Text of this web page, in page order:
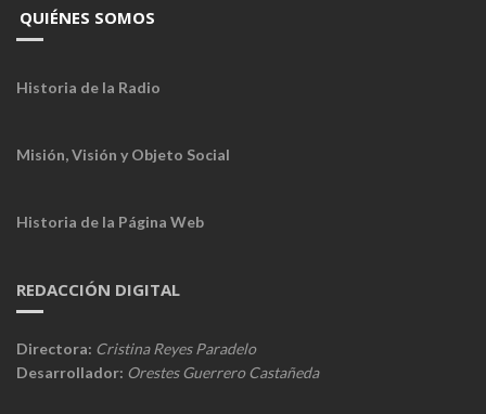
QUIÉNES SOMOS
Historia de la Radio
Misión, Visión y Objeto Social
Historia de la Página Web
REDACCIÓN DIGITAL
Directora: Cristina Reyes Paradelo
Desarrollador: Orestes Guerrero Castañeda